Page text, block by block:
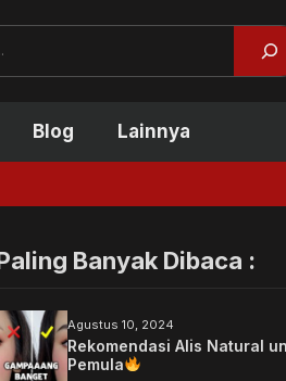
Blog Lainnya
Banyak Dibaca :
Agustus 10, 2024
Rekomendasi Alis Natural
Pemula